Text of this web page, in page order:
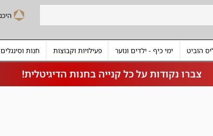
הוביט ימי כיף - ילדים ונוער פעילויות וקבוצות חנות וסינגלים
צברו נקודות על כל קנייה בחנות הדיגיטלית!